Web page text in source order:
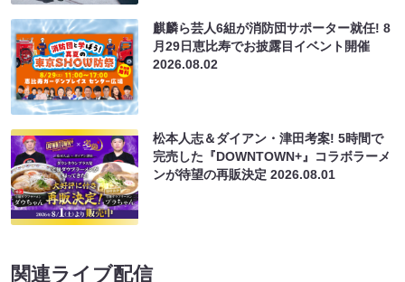
麒麟ら芸人6組が消防団サポーター就任! 8
月29日恵比寿でお披露目イベント開催
2026.08.02
松本人志＆ダイアン・津田考案! 5時間で
完売した『DOWNTOWN+』コラボラーメ
ンが待望の再販決定2026.08.01
関連ライブ配信